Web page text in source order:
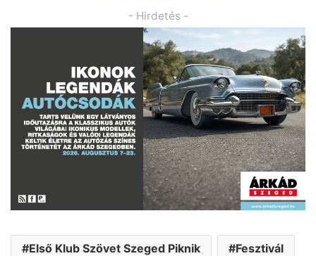
- Hirdetés -
Első Klub Szövet Szeged Piknik Fesztivál